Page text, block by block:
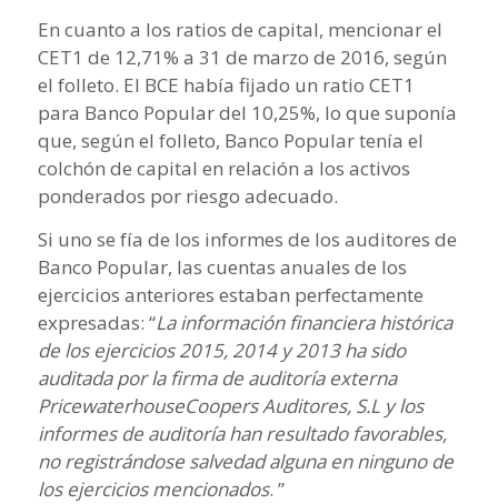
En cuanto a los ratios de capital, mencionar el
CET1 de 12,71% a 31 de marzo de 2016, según
el folleto. El BCE había fijado un ratio CET1
para Banco Popular del 10,25%, lo que suponía
que, según el folleto, Banco Popular tenía el
colchón de capital en relación a los activos
ponderados por riesgo adecuado.
Si uno se fía de los informes de los auditores de
Banco Popular, las cuentas anuales de los
ejercicios anteriores estaban perfectamente
expresadas: “La información financiera histórica
de los ejercicios 2015, 2014 y 2013 ha sido
auditada por la firma de auditoría externa
PricewaterhouseCoopers Auditores, S.L y los
informes de auditoría han resultado favorables,
no registrándose salvedad alguna en ninguno de
los ejercicios mencionados. ”